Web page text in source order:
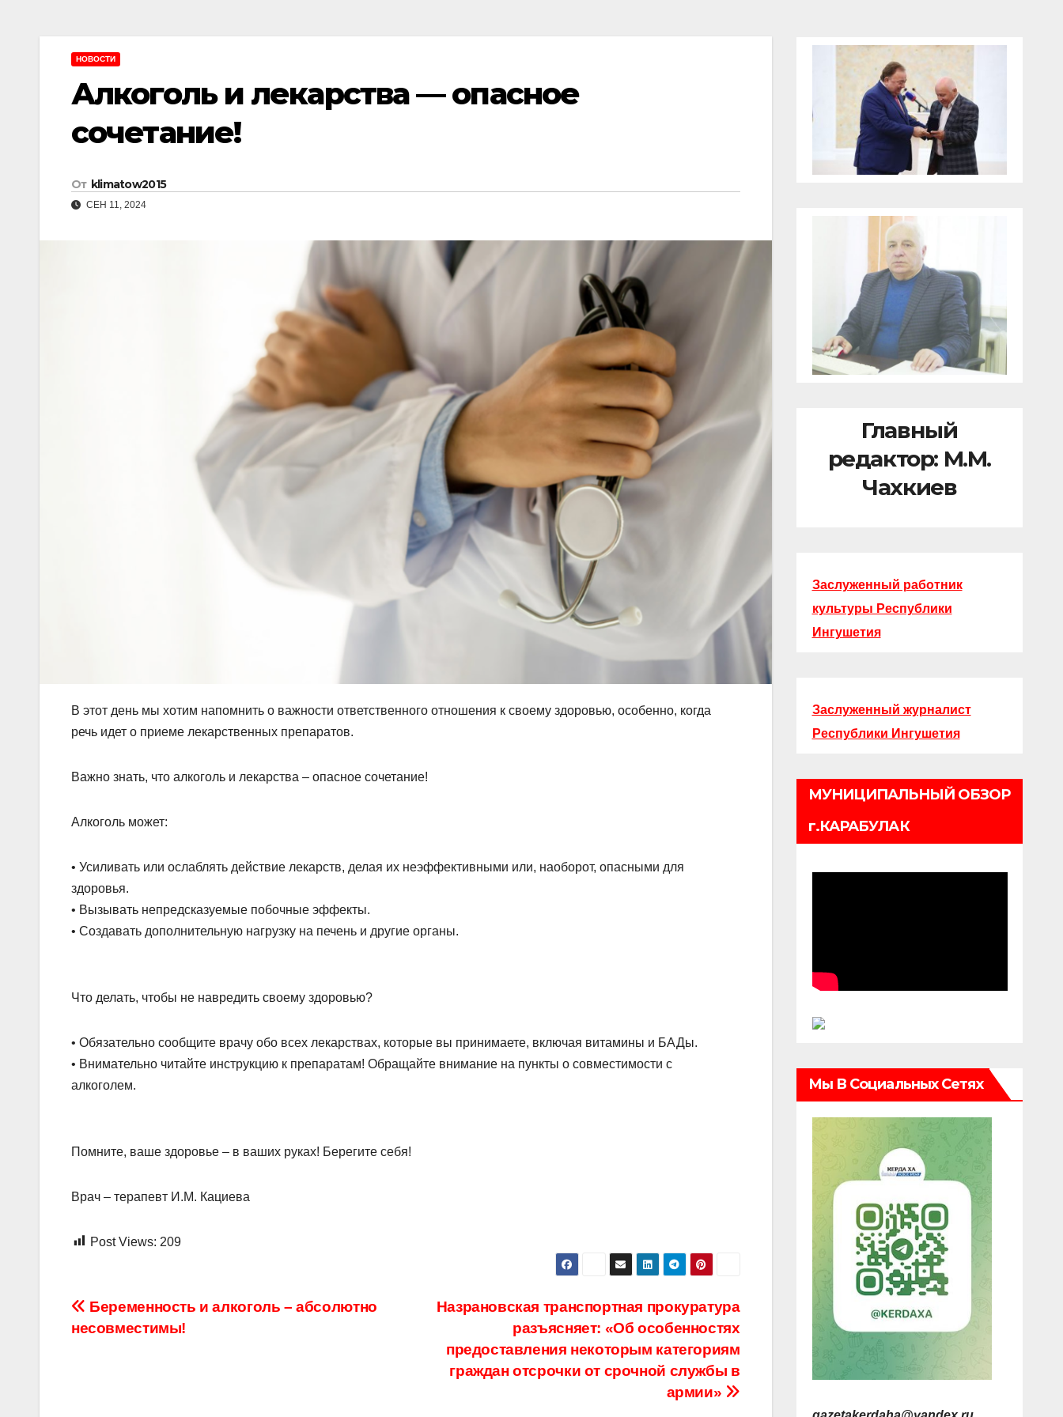
НОВОСТИ
Алкоголь и лекарства — опасное
сочетание!
От klimatow2015
СЕН 11, 2024
В этот день мы хотим напомнить о важности ответственного отношения к своему здоровью, особенно, когда
речь идет о приеме лекарственных препаратов.
Важно знать, что алкоголь и лекарства – опасное сочетание!
Алкоголь может:
• Усиливать или ослаблять действие лекарств, делая их неэффективными или, наоборот, опасными для
здоровья.
• Вызывать непредсказуемые побочные эффекты.
• Создавать дополнительную нагрузку на печень и другие органы.
Что делать, чтобы не навредить своему здоровью?
• Обязательно сообщите врачу обо всех лекарствах, которые вы принимаете, включая витамины и БАДы.
• Внимательно читайте инструкцию к препаратам! Обращайте внимание на пункты о совместимости с
алкоголем.
Помните, ваше здоровье – в ваших руках! Берегите себя!
Врач – терапевт И.М. Кациева
Post Views: 209
Навигация
Назрановская транспортная прокуратура
разъясняет: «Об особенностях
предоставления некоторым категориям
граждан отсрочки от срочной службы в
армии»
Беременность и алкоголь – абсолютно
несовместимы!
Главный
редактор: М.М.
Чахкиев
Заслуженный работник
культуры Республики
Ингушетия
Заслуженный журналист
Республики Ингушетия
МУНИЦИПАЛЬНЫЙ ОБЗОР
г.КАРАБУЛАК
Мы В Социальных Сетях